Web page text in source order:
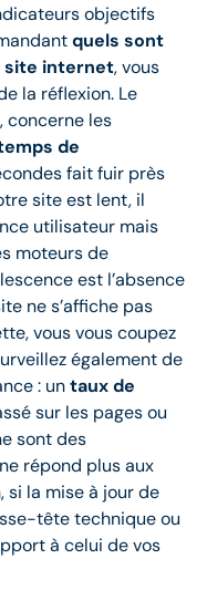
objectifs
quels sont
site internet, vous
la réflexion. Le
concerne les
de
fait fuir près
site est lent, il
utilisateur mais
moteurs de
est l’absence
ne s’affiche pas
vous vous coupez
également de
: untaux de
sur les pages ou
sont des
répond plus aux
si la mise à jour de
tête technique ou
à celui de vos